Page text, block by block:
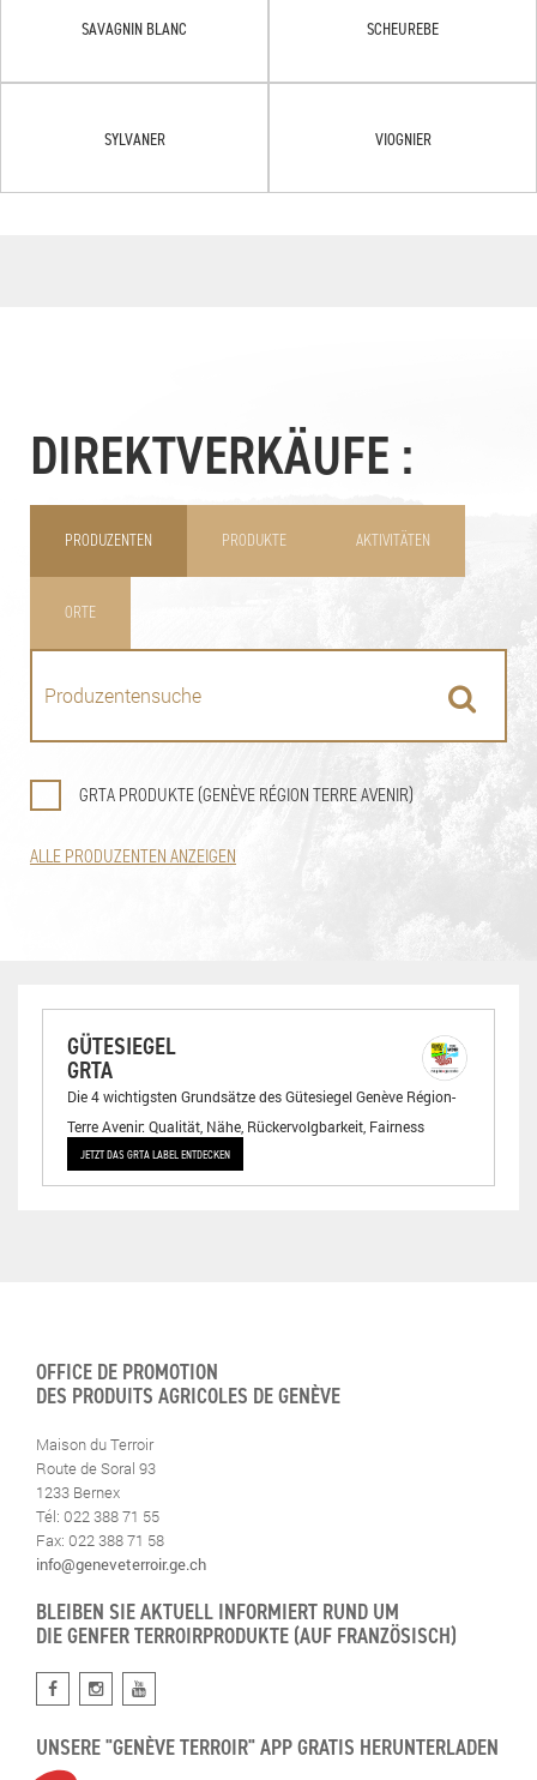
SAVAGNIN BLANC SCHEUREBE
SYLVANER VIOGNIER
DIREKTVERKÄUFE :
PRODUZENTEN PRODUKTE AKTIVITÄTEN
ORTE
GRTA PRODUKTE (GENÈVE RÉGION TERRE AVENIR)
ALLE PRODUZENTEN ANZEIGEN
GÜTESIEGEL
GRTA
Die 4 wichtigsten Grundsätze des Gütesiegel Genève Région-
Terre Avenir: Qualität, Nähe, Rückervolgbarkeit, Fairness
JETZT DAS GRTA LABEL ENTDECKEN
OFFICE DE PROMOTION
DES PRODUITS AGRICOLES DE GENÈVE
Maison du Terroir
Route de Soral 93
1233 Bernex
Tél: 022 388 71 55
Fax: 022 388 71 58
info@geneveterroir.ge.ch
BLEIBEN SIE AKTUELL INFORMIERT RUND UM
DIE GENFER TERROIRPRODUKTE (AUF FRANZÖSISCH)
UNSERE "GENÈVE TERROIR" APP GRATIS HERUNTERLADEN